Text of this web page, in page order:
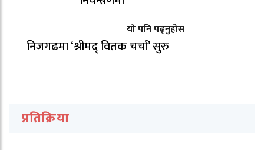
यो पनि पढ्नुहोस
निजगढमा ‘श्रीमद् वितक चर्चा’ सुरु
प्रतिक्रिया